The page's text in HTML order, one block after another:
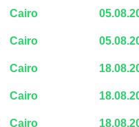
Cairo
Cairo
Cairo
Cairo
Cairo